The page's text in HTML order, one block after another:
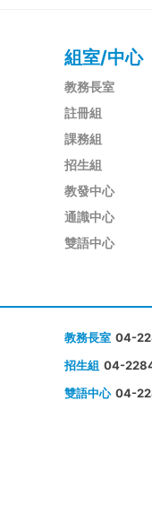
組室/中心
教務長室
註冊組
課務組
招生組
教發中心
通識中心
雙語中心
教務長室 04-
招生組 04-
雙語中心 04-